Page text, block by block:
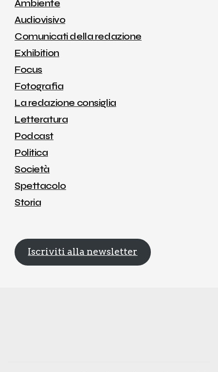
Ambiente
Audiovisivo
Comunicati della redazione
Exhibition
Focus
Fotografia
La redazione consiglia
Letteratura
Podcast
Politica
Società
Spettacolo
Storia
Iscriviti alla newsletter